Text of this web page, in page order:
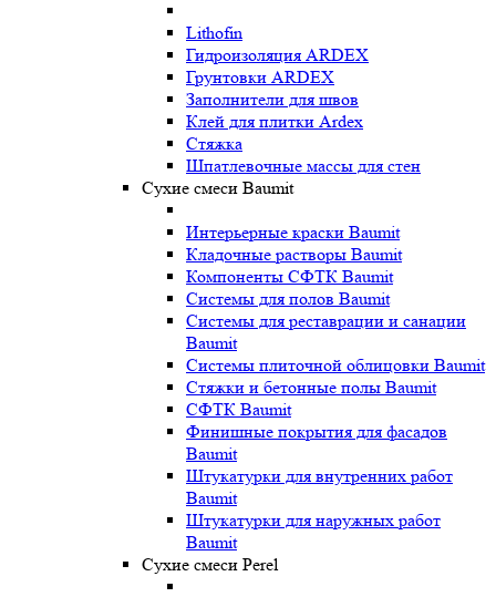
Lithofin
Гидроизоляция ARDEX
Грунтовки ARDEX
Заполнители для швов
Клей для плитки Ardex
Стяжка
Шпатлевочные массы для стен
Сухие смеси Baumit
Интерьерные краски Baumit
Кладочные растворы Baumit
Компоненты СФТК Baumit
Системы для полов Baumit
Системы для реставрации и санации
Baumit
Системы плиточной облицовки Baumit
Стяжки и бетонные полы Baumit
СФТК Baumit
Финишные покрытия для фасадов
Baumit
Штукатурки для внутренних работ
Baumit
Штукатурки для наружных работ
Baumit
Сухие смеси Perel